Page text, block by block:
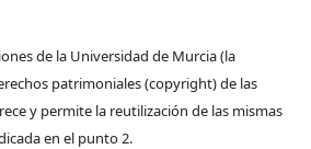
de la Universidad de Murcia (la
patrimoniales (copyright) de las
y permite la reutilización de las mismas
en el punto 2.